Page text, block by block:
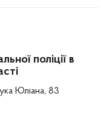
поліції в
Юліана, 83